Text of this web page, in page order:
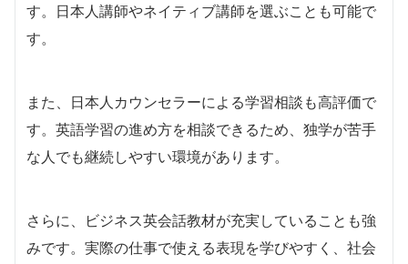
す。日本人講師やネイティブ講師を選ぶことも可能で
す。
また、日本人カウンセラーによる学習相談も高評価で
す。英語学習の進め方を相談できるため、独学が苦手
な人でも継続しやすい環境があります。
さらに、ビジネス英会話教材が充実していることも強
みです。実際の仕事で使える表現を学びやすく、社会